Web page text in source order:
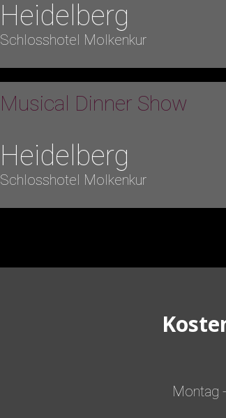
Heidelberg
Schlosshotel Molkenkur
Musical Dinner Show
Heidelberg
Schlosshotel Molkenkur
Montag